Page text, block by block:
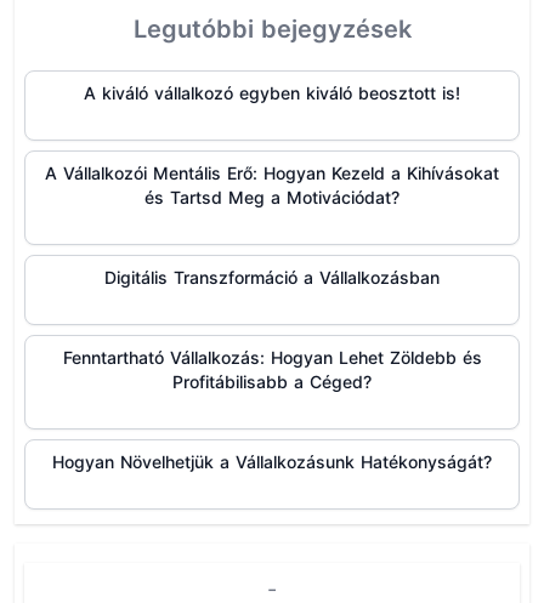
Legutóbbi bejegyzések
A kiváló vállalkozó egyben kiváló beosztott is!
A Vállalkozói Mentális Erő: Hogyan Kezeld a Kihívásokat
és Tartsd Meg a Motivációdat?
Digitális Transzformáció a Vállalkozásban
Fenntartható Vállalkozás: Hogyan Lehet Zöldebb és
Profitábilisabb a Céged?
Hogyan Növelhetjük a Vállalkozásunk Hatékonyságát?
-